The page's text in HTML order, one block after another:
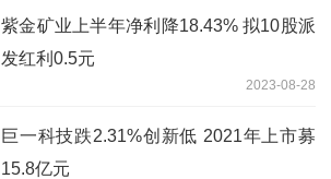
紫金矿业上半年净利降18.43% 拟10股派
发红利0.5元
2023-08-28
巨一科技跌2.31%创新低 2021年上市募
15.8亿元